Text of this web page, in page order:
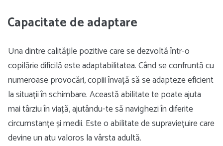
Capacitate de adaptare
Una dintre calitățile pozitive care se dezvoltă într-o
copilărie dificilă este adaptabilitatea. Când se confruntă cu
numeroase provocări, copiii învață să se adapteze eficient
la situații în schimbare. Această abilitate te poate ajuta
mai târziu în viață, ajutându-te să navighezi în diferite
circumstanțe și medii. Este o abilitate de supraviețuire care
devine un atu valoros la vârsta adultă.